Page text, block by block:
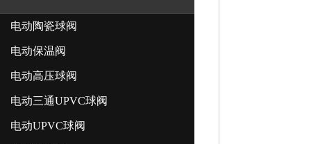
电动陶瓷球阀
电动保温阀
电动高压球阀
电动三通UPVC球阀
电动UPVC球阀